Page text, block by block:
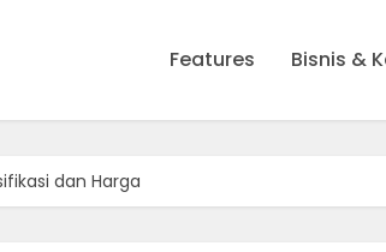
Features Bisnis &
dan Harga